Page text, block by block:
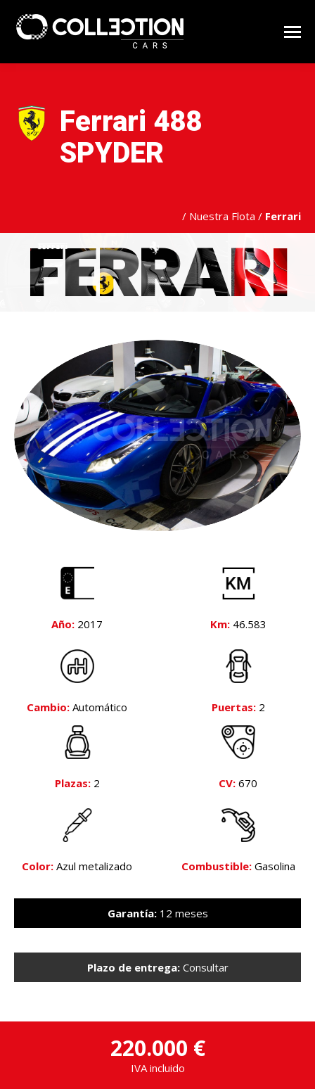
Ferrari 488
SPYDER
/ Nuestra Flota / Ferrari
FERRARI
Año: 2017 Km:46.583
Cambio: Automático Puertas:2
Plazas:2 CV: 670
Color: Azul metalizado Combustible:Gasolina
Garantía:12 meses
Plazo de entrega:Consultar
220.000 €
IVA incluido